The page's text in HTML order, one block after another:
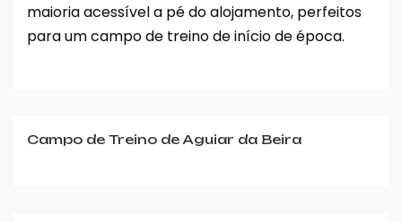
maioria acessível a pé do alojamento, perfeitos
para um campo de treino de início de época.
Campo de Treino de Aguiar da Beira